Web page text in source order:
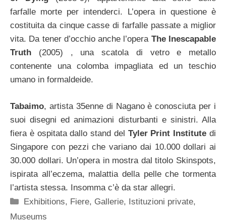
farfalle morte per intenderci. L’opera in questione è
costituita da cinque casse di farfalle passate a miglior
vita. Da tener d’occhio anche l’opera The Inescapable
Truth (2005) , una scatola di vetro e metallo
contenente una colomba impagliata ed un teschio
umano in formaldeide.
Tabaimo, artista 35enne di Nagano è conosciuta per i
suoi disegni ed animazioni disturbanti e sinistri. Alla
fiera è ospitata dallo stand del Tyler Print Institutedi
Singapore con pezzi che variano dai 10.000 dollari ai
30.000 dollari. Un’opera in mostra dal titolo Skinspots,
ispirata all’eczema, malattia della pelle che tormenta
l’artista stessa. Insomma c’è da star allegri.
Categorie
Exhibitions, Fiere, Gallerie, Istituzioni private,
Museums